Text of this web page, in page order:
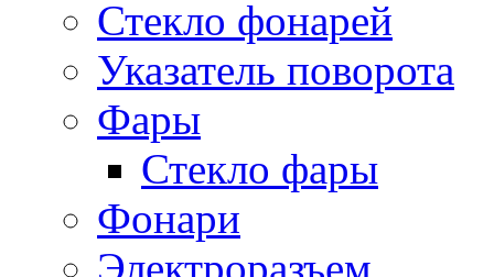
Стекло фонарей
Указатель поворота
Фары
Стекло фары
Фонари